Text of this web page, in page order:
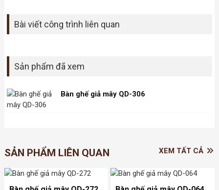
Bài viết công trình liên quan
Sản phẩm đã xem
Bàn ghế giả mây QD-306
SẢN PHẨM LIÊN QUAN XEM TẤT CẢ